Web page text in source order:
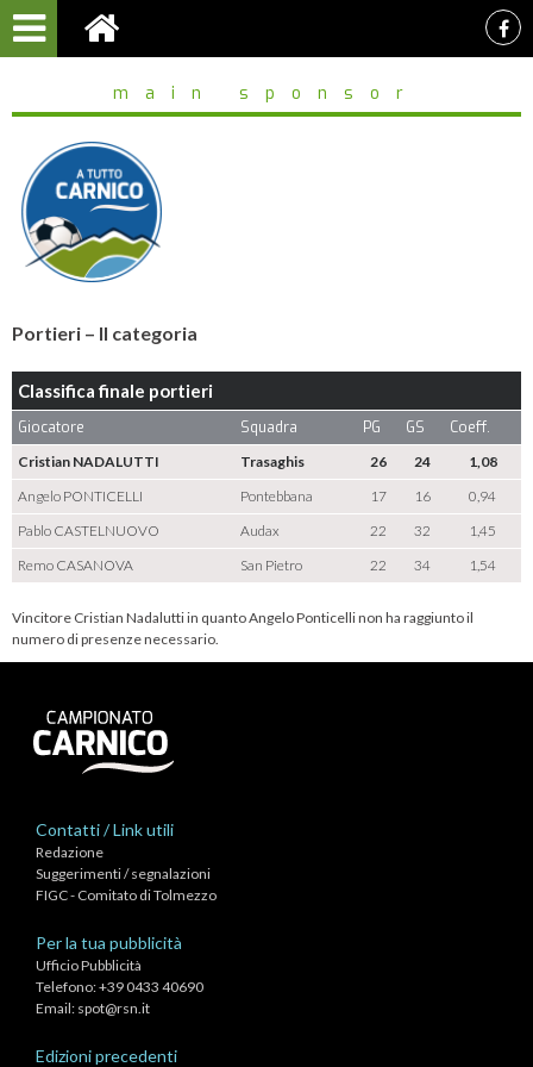
main sponsor
Portieri – II categoria
Classifica finale portieri
Giocatore Squadra PG GS Coeff.
Cristian NADALUTTI Trasaghis 26 24
1,08
Angelo PONTICELLI
Pontebbana 17 16
0,94
Pablo CASTELNUOVO
Audax 22 32
1,45
Remo CASANOVA
San Pietro 22 34 1,54
Vincitore Cristian Nadalutti in quanto Angelo Ponticelli non ha raggiunto il
numero di presenze necessario.
Contatti / Link utili
Redazione
Suggerimenti / segnalazioni
FIGC - Comitato di Tolmezzo
Per la tua pubblicità
Ufficio Pubblicità
Telefono: +39 0433 40690
Email: spot@rsn.it
Edizioni precedenti